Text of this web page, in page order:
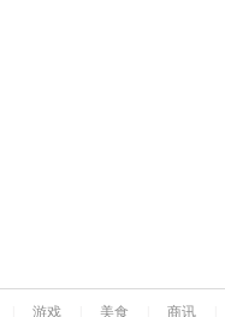
游戏 美食 商讯